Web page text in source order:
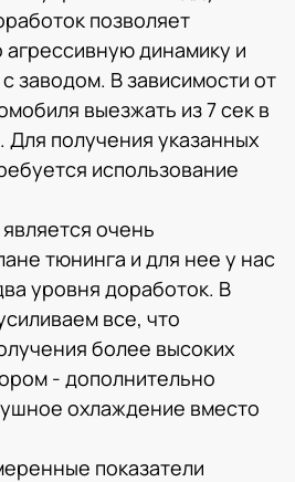
позволяет
агрессивную динамику и
заводом. В зависимости от
выезжать из 7 сек в
Для получения указанных
использование
очень
тюнинга и для нее у нас
уровня доработок. В
все, что
более высоких
- дополнительно
охлаждение вместо
показатели